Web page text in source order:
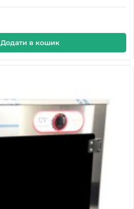
Додати в кошик